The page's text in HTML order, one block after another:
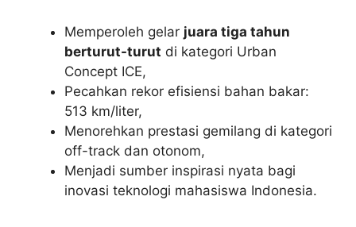
Memperoleh gelar juara tiga tahun
berturut-turut di kategori Urban
Concept ICE,
Pecahkan rekor efisiensi bahan bakar:
513 km/liter,
Menorehkan prestasi gemilang di kategori
off-track dan otonom,
Menjadi sumber inspirasi nyata bagi
inovasi teknologi mahasiswa Indonesia.